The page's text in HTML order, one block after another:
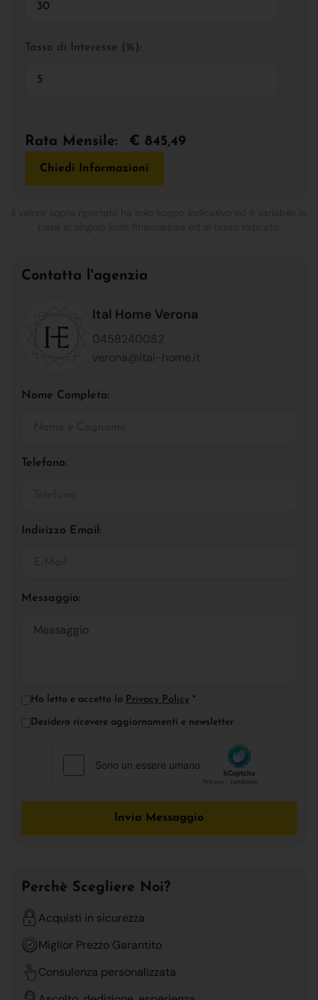
Tasso di Interesse (%):
Rata Mensile: € 845,49
Chiedi Informazioni
Contatta l'agenzia
Ital Home Verona
0458240082
verona@ital-home.it
Nome Completo:
Telefono:
Indirizzo Email:
Messaggio:
Ho letto e accetto la Privacy Policy *
Desidero ricevere aggiornamenti e newsletter
Invia Messaggio
Perchè Scegliere Noi?
Acquisti in sicurezza
Miglior Prezzo Garantito
Consulenza personalizzata